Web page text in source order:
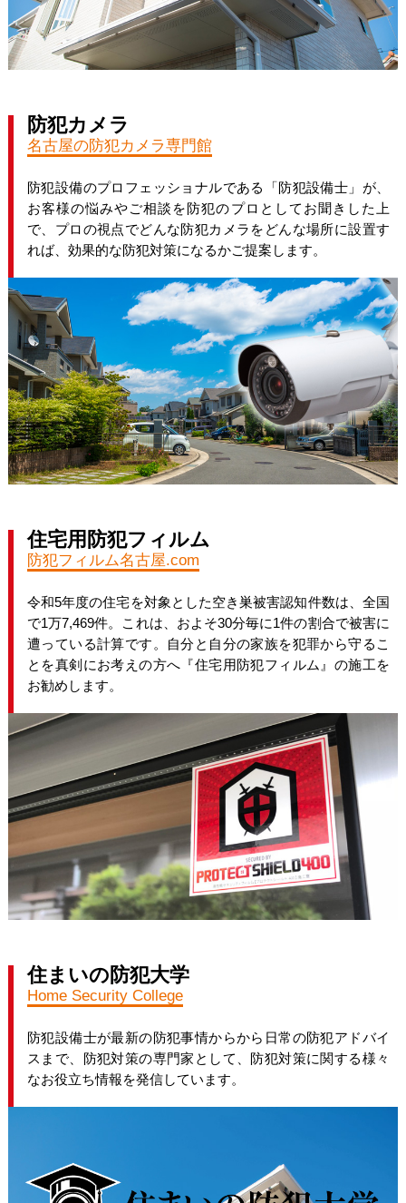
防犯カメラ
名古屋の防犯カメラ専門館
防犯設備のプロフェッショナルである「防犯設備士」が、
お客様の悩みやご相談を防犯のプロとしてお聞きした上
で、プロの視点でどんな防犯カメラをどんな場所に設置す
れば、効果的な防犯対策になるかご提案します。
住宅用防犯フィルム
防犯フィルム名古屋.com
令和5年度の住宅を対象とした空き巣被害認知件数は、全国
で1万7,469件。これは、およそ30分毎に1件の割合で被害に
遭っている計算です。自分と自分の家族を犯罪から守るこ
とを真剣にお考えの方へ『住宅用防犯フィルム』の施工を
お勧めします。
住まいの防犯大学
Home Security College
防犯設備士が最新の防犯事情からから日常の防犯アドバイ
スまで、防犯対策の専門家として、防犯対策に関する様々
なお役立ち情報を発信しています。